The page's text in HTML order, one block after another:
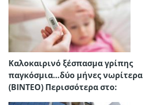
Καλοκαιρινό ξέσπασμα γρίπης
παγκόσμια…δύο μήνες νωρίτερα
(BINTEO) Περισσότερα στο: